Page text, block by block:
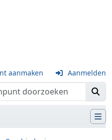
aanmaken Aanmelden